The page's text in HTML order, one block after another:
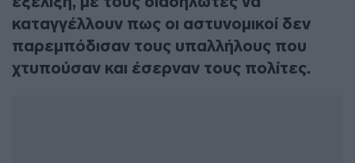
καταγγέλλουν πως οι αστυνομικοί δεν
παρεμπόδισαν τους υπαλλήλους που
χτυπούσαν και έσερναν τους πολίτες.